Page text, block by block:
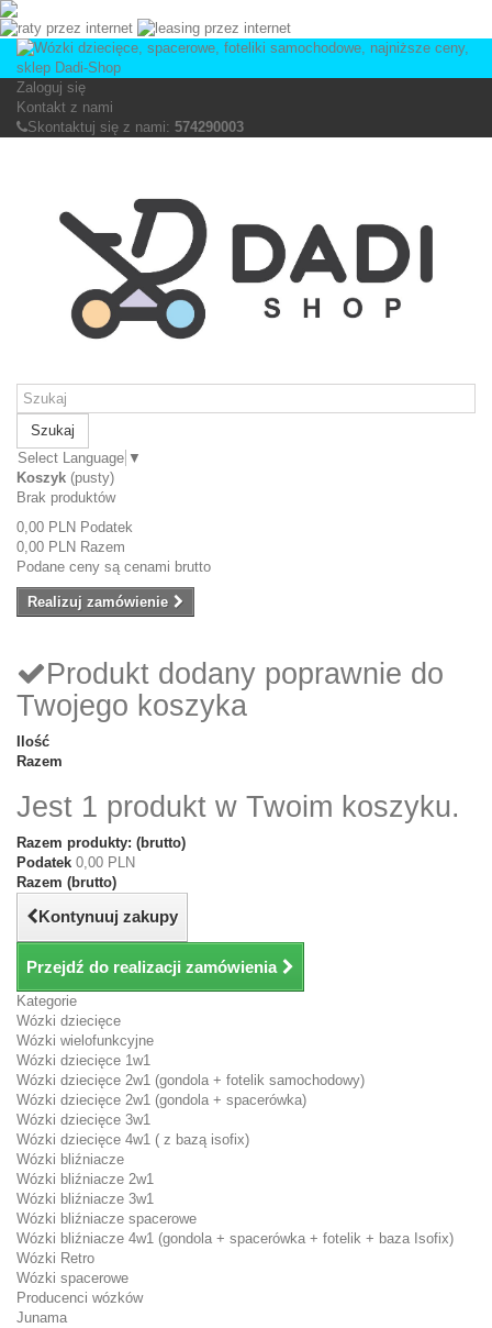
Zaloguj się
Kontakt z nami
Skontaktuj się z nami: 574290003
Szukaj
Select Language ▼
Koszyk (pusty)
Brak produktów
0,00 PLN Podatek
0,00 PLN Razem
Podane ceny są cenami brutto
Realizuj zamówienie
Produkt dodany poprawnie do
Twojego koszyka
Ilość
Razem
Jest 1 produkt w Twoim koszyku.
Razem produkty: (brutto)
Podatek 0,00 PLN
Razem (brutto)
Kontynuuj zakupy
Przejdź do realizacji zamówienia
Kategorie
Wózki dziecięce
Wózki wielofunkcyjne
Wózki dziecięce 1w1
Wózki dziecięce 2w1 (gondola + fotelik samochodowy)
Wózki dziecięce 2w1 (gondola + spacerówka)
Wózki dziecięce 3w1
Wózki dziecięce 4w1 ( z bazą isofix)
Wózki bliźniacze
Wózki bliźniacze 2w1
Wózki bliźniacze 3w1
Wózki bliźniacze spacerowe
Wózki bliźniacze 4w1 (gondola + spacerówka + fotelik + baza Isofix)
Wózki Retro
Wózki spacerowe
Producenci wózków
Junama